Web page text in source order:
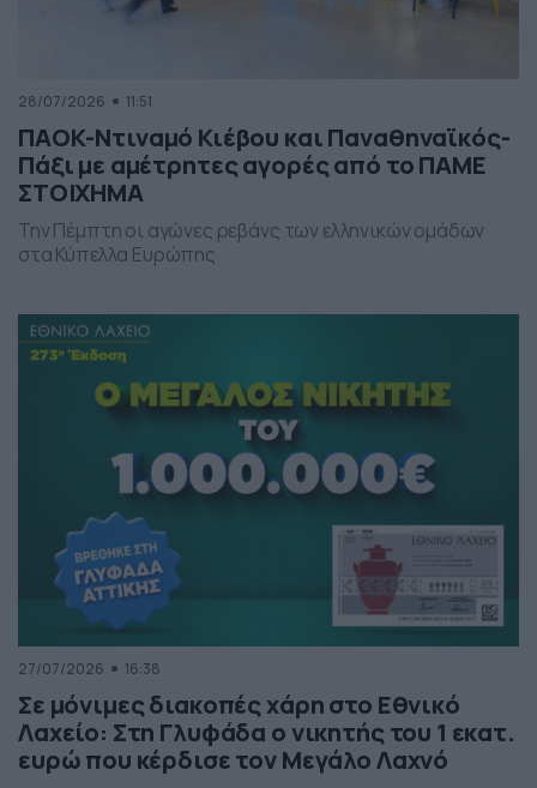
28/07/2026 11:51
ΠΑΟΚ-Ντιναμό Κιέβου και Παναθηναϊκός-
Πάξι με αμέτρητες αγορές από το ΠΑΜΕ
ΣΤΟΙΧΗΜΑ
Την Πέμπτη οι αγώνες ρεβάνς των ελληνικών ομάδων
στα Κύπελλα Ευρώπης
27/07/2026 16:38
Σε μόνιμες διακοπές χάρη στο Εθνικό
Λαχείο: Στη Γλυφάδα ο νικητής του 1 εκατ.
ευρώ που κέρδισε τον Μεγάλο Λαχνό